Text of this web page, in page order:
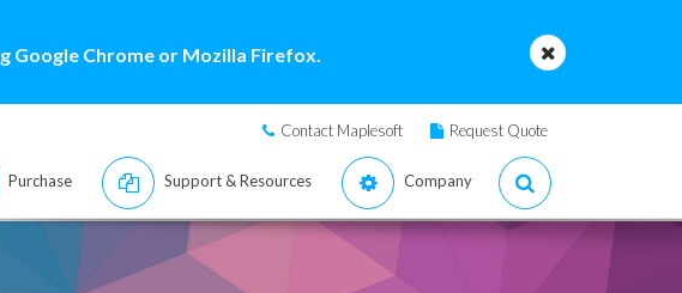
Google Chrome or Mozilla Firefox.
Contact Maplesoft Request Quote
Purchase Support & Resources Company